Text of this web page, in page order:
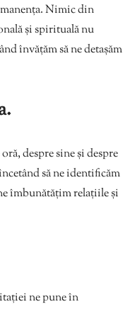
Nimic din
și spirituală nu
învățăm să ne detașăm
despre sine și despre
să ne identificăm
îmbunătățim relațiile și
ne pune în